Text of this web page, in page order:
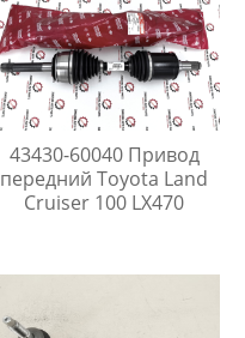
43430-60040 Привод
передний Toyota Land
Cruiser 100 LX470